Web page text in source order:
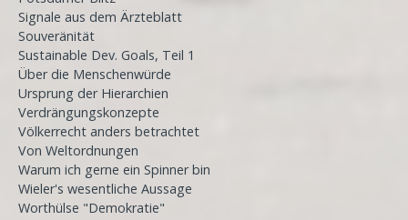
Signale aus dem Ärzteblatt
Souveränität
Sustainable Dev. Goals, Teil 1
Über die Menschenwürde
Ursprung der Hierarchien
Verdrängungskonzepte
Völkerrecht anders betrachtet
Von Weltordnungen
Warum ich gerne ein Spinner bin
Wieler's wesentliche Aussage
Worthülse "Demokratie"